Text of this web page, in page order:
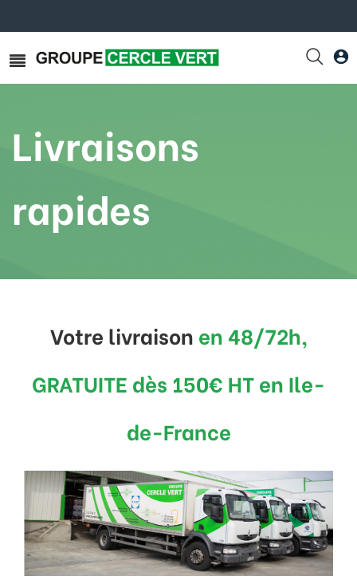
Livraisons
rapides
Votre livraison en 48/72h,
GRATUITE dès 150€ HT en Ile-
de-France